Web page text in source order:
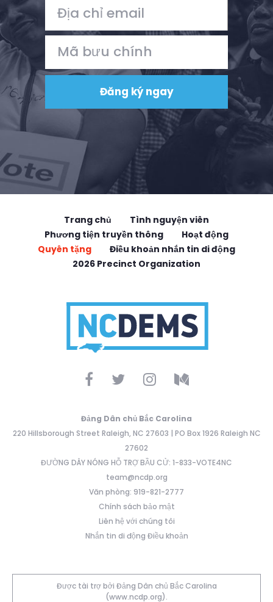
Trang chủ
Tình nguyện viên
Phương tiện truyền thông
Hoạt động
Quyên tặng
Điều khoản nhắn tin di động
2026 Precinct Organization
Đảng Dân chủ Bắc Carolina
220 Hillsborough Street Raleigh, NC 27603 | PO Box 1926 Raleigh NC
27602
ĐƯỜNG DÂY NÓNG HỖ TRỢ BẦU CỬ: 1-833-VOTE4NC
team@ncdp.org
Văn phòng: 919-821-2777
Chính sách bảo mật
Liên hệ với chúng tôi
Nhắn tin di động Điều khoản
Được tài trợ bởi Đảng Dân chủ Bắc Carolina
(www.ncdp.org).